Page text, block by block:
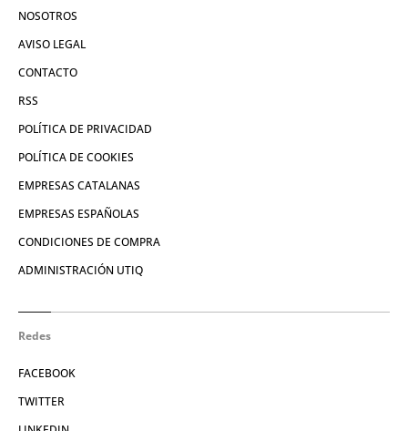
NOSOTROS
AVISO LEGAL
CONTACTO
RSS
POLÍTICA DE PRIVACIDAD
POLÍTICA DE COOKIES
EMPRESAS CATALANAS
EMPRESAS ESPAÑOLAS
CONDICIONES DE COMPRA
ADMINISTRACIÓN UTIQ
Redes
FACEBOOK
TWITTER